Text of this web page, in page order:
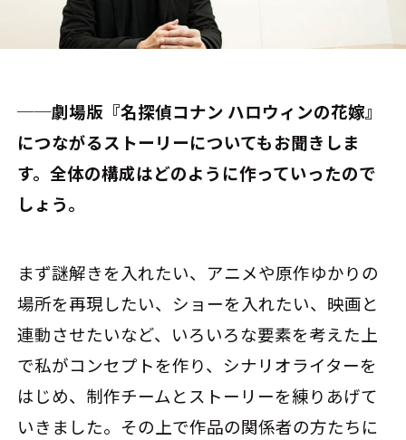
──劇場版『名探偵コナン ハロウィンの花嫁』
につながるストーリーについてもお聞きしま
す。全体の構成はどのように作っていったので
しょう。
まず謎解きを入れたい、アニメや原作ゆかりの
場所を再現したい、ショーを入れたい、映画と
連動させたいなど、いろいろな要素を考えた上
で私がコンセプトを作り、シナリオライターを
はじめ、制作チームとストーリーを練りあげて
いきました。その上で作品の関係者の方たちに